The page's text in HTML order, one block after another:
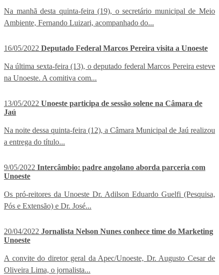
Na manhã desta quinta-feira (19), o secretário municipal de Meio
Ambiente, Fernando Luizari, acompanhado do...
16/05/2022 Deputado Federal Marcos Pereira visita a Unoeste
Na última sexta-feira (13), o deputado federal Marcos Pereira esteve
na Unoeste. A comitiva com...
13/05/2022 Unoeste participa de sessão solene na Câmara de
Jaú
Na noite dessa quinta-feira (12), a Câmara Municipal de Jaú realizou
a entrega do título...
9/05/2022 Intercâmbio: padre angolano aborda parceria com
Unoeste
Os pró-reitores da Unoeste Dr. Adilson Eduardo Guelfi (Pesquisa,
Pós e Extensão) e Dr. José...
20/04/2022 Jornalista Nelson Nunes conhece time do Marketing
Unoeste
A convite do diretor geral da Apec/Unoeste, Dr. Augusto Cesar de
Oliveira Lima, o jornalista...